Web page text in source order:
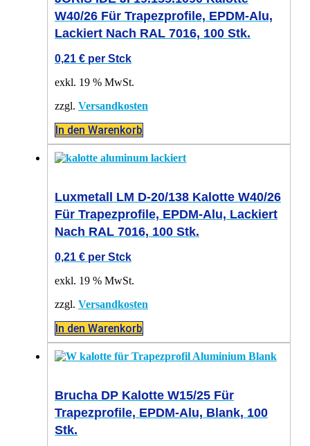
W40/26 Für Trapezprofile, EPDM-Alu,
Lackiert Nach RAL 7016, 100 Stk.
0,21 € per Stck
exkl. 19 % MwSt.
zzgl. Versandkosten
In den Warenkorb
Luxmetall LM D-20/138 Kalotte W40/26
Für Trapezprofile, EPDM-Alu, Lackiert
Nach RAL 7016, 100 Stk.
0,21 € per Stck
exkl. 19 % MwSt.
zzgl. Versandkosten
In den Warenkorb
Brucha DP Kalotte W15/25 Für
Trapezprofile, EPDM-Alu, Blank, 100
Stk.